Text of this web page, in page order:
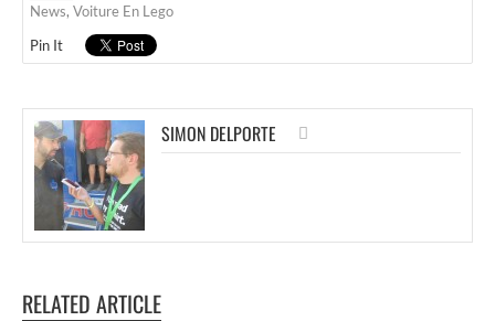
News, Voiture En Lego
Pin It
SIMON DELPORTE
RELATED ARTICLE